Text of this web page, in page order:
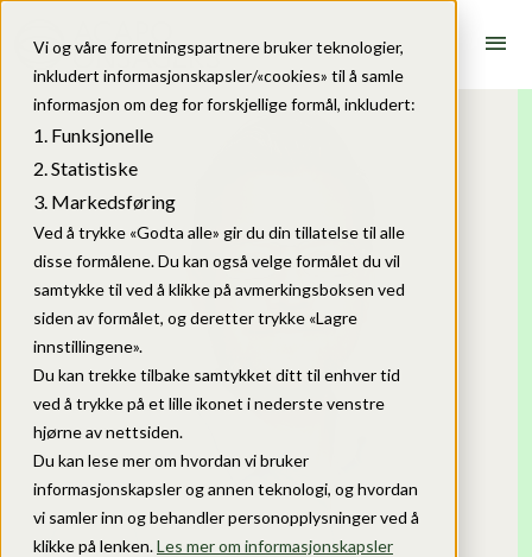
Vi og våre forretningspartnere bruker teknologier,
inkludert informasjonskapsler/«cookies» til å samle
informasjon om deg for forskjellige formål, inkludert:
Funksjonelle
Statistiske
Markedsføring
Ved å trykke «Godta alle» gir du din tillatelse til alle
disse formålene. Du kan også velge formålet du vil
samtykke til ved å klikke på avmerkingsboksen ved
siden av formålet, og deretter trykke «Lagre
innstillingene».
Du kan trekke tilbake samtykket ditt til enhver tid
ved å trykke på et lille ikonet i nederste venstre
hjørne av nettsiden.
Du kan lese mer om hvordan vi bruker
informasjonskapsler og annen teknologi, og hvordan
vi samler inn og behandler personopplysninger ved å
klikke på lenken.Les mer om informasjonskapsler
menu